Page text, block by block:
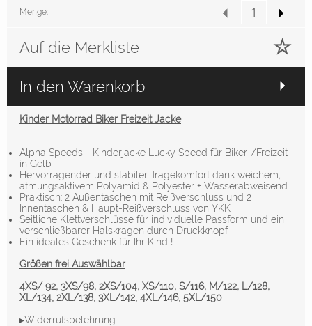
Menge:
Auf die Merkliste
In den Warenkorb
Kinder Motorrad Biker Freizeit Jacke
Alpha Speeds - Kinderjacke Lucky Speed für Biker-/Freizeit
in Gelb
Hervorragender und stabiler Tragekomfort dank weichem,
atmungsaktivem Polyamid & Polyester + Wasserabweisend
Praktisch: 2 Außentaschen mit Reißverschluss und 2
Innentaschen & Haupt-Reißverschluss von YKK
Seitliche Klettverschlüsse für individuelle Passform und ein
verschließbarer Halskragen durch Druckknopf
Ein ideales Geschenk für Ihr Kind !
Größen frei Auswählbar
4XS/ 92, 3XS/98, 2XS/104, XS/110, S/116, M/122, L/128,
XL/134, 2XL/138, 3XL/142, 4XL/146, 5XL/150
▸Widerrufsbelehrung